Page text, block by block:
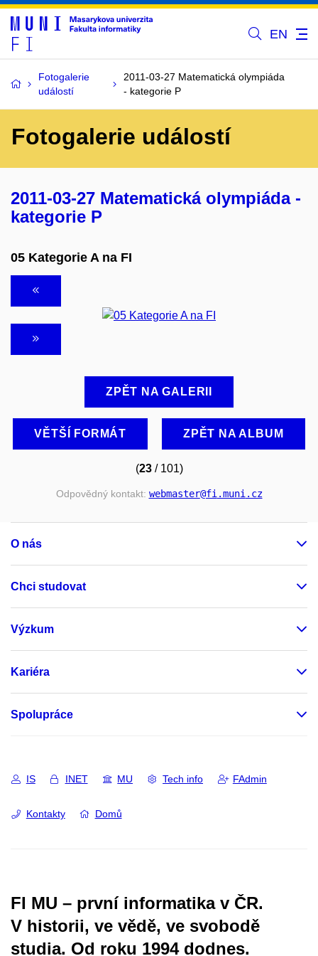
EN
Fotogalerie
událostí
2011-03-27 Matematická olympiáda
- kategorie P
Fotogalerie událostí
2011-03-27 Matematická olympiáda -
kategorie P
05 Kategorie A na FI
ZPĚT NA GALERII
VĚTŠÍ FORMÁT ZPĚT NA ALBUM
(23/ 101)
Odpovědný kontakt: webmaster@fi.muni.cz
O nás
Chci studovat
Výzkum
Kariéra
Spolupráce
IS INET MU Tech info FAdmin
Kontakty Domů
FI MU – první informatika v ČR.
V historii, ve vědě, ve svobodě
studia. Od roku 1994 dodnes.